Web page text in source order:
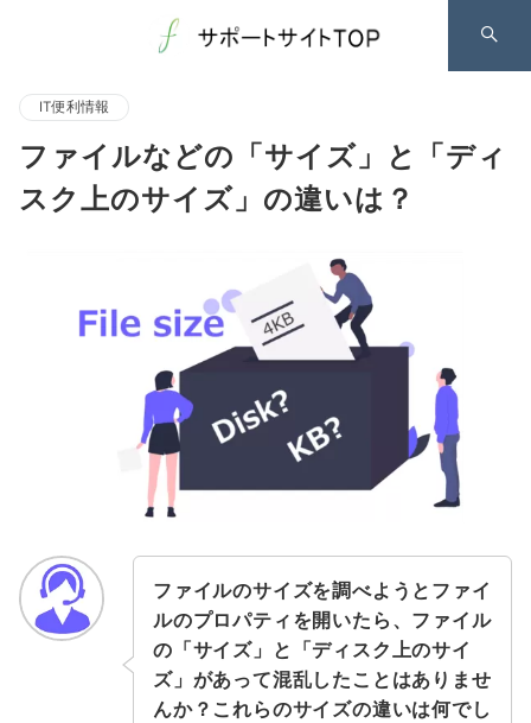
IT便利情報
ファイルなどの「サイズ」と「ディ
スク上のサイズ」の違いは？
ファイルのサイズを調べようとファイ
ルのプロパティを開いたら、ファイル
の「サイズ」と「ディスク上のサイ
ズ」があって混乱したことはありませ
んか？ これらのサイズの違いは何でし